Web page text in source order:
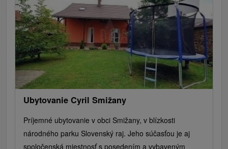
Ubytovanie Cyril Smižany
Príjemné ubytovanie v obci Smižany, v blízkosti
národného parku Slovenský raj. Jeho súčasťou je aj
spoločenská miestnosť s posedením a vybaveným